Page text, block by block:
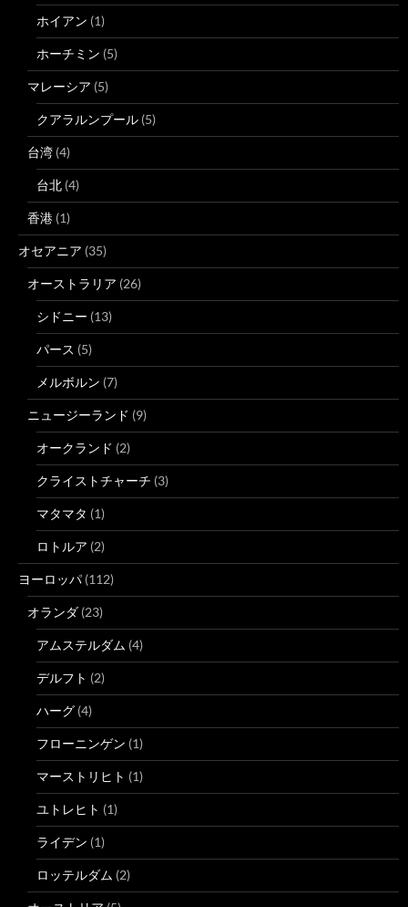
ホイアン (1)
ホーチミン (5)
マレーシア (5)
クアラルンプール (5)
台湾 (4)
台北 (4)
香港 (1)
オセアニア (35)
オーストラリア (26)
シドニー (13)
パース (5)
メルボルン (7)
ニュージーランド (9)
オークランド (2)
クライストチャーチ (3)
マタマタ (1)
ロトルア (2)
ヨーロッパ (112)
オランダ (23)
アムステルダム (4)
デルフト (2)
ハーグ (4)
フローニンゲン (1)
マーストリヒト (1)
ユトレヒト (1)
ライデン (1)
ロッテルダム (2)